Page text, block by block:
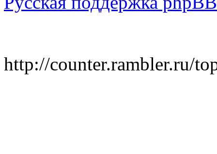
http://counter.rambler.ru/